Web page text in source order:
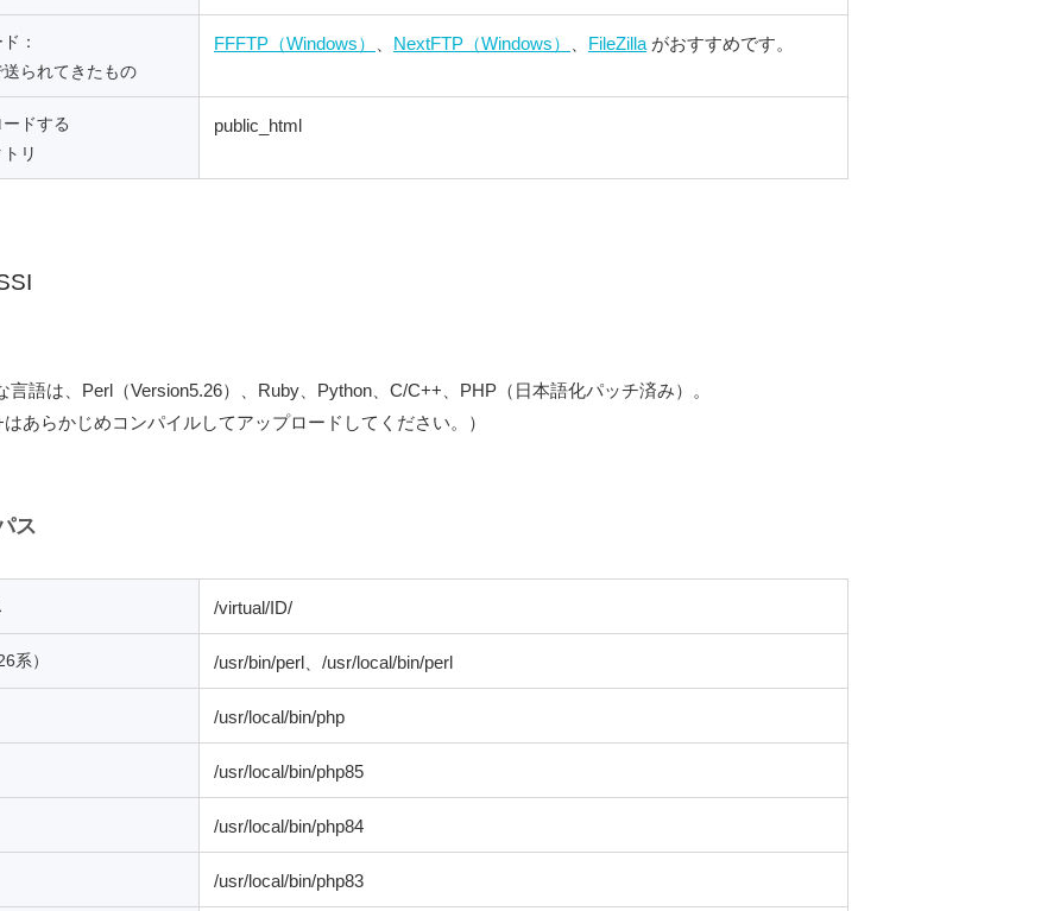
：
送られてきたもの
FFFTP（Windows） NextFTP（Windows） FileZilla がおすすめです。
ドする
リ
public_html
言語は、Perl（Version5.26）、Ruby、Python、C/C++、PHP（日本語化パッチ済み）。
はあらかじめコンパイルしてアップロードしてください。）
ス
/virtual/ID/
系） /usr/bin/perl、/usr/local/bin/perl
/usr/local/bin/php
/usr/local/bin/php85
/usr/local/bin/php84
/usr/local/bin/php83